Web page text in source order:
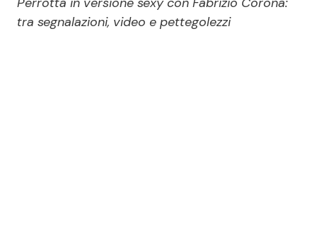
Soap Opera
tra segnalazioni, video e pettegolezzi